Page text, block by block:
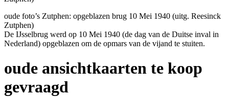
oude foto’s Zutphen: opgeblazen brug 10 Mei 1940 (uitg. Reesinck
Zutphen)
De IJsselbrug werd op 10 Mei 1940 (de dag van de Duitse inval in
Nederland) opgeblazen om de opmars van de vijand te stuiten.
oude ansichtkaarten te koop
gevraagd